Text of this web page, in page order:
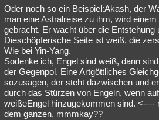
Oder noch so ein Beispiel:Akash, der
man eine Astralreise zu ihm, wird
gebracht. Er wacht über die Entstehung
Dieschöpferische Seite ist weiß, die
Wie bei Yin-Yang.
Sodenke ich, Engel sind weiß, dann
der Gegenpol. Eine Artgöttliches
sozusagen, der steht dazwischen und
durch das Stürzen von Engeln, wenn
weißeEngel hinzugekommen sind. <----
dem ganzen, mmmkay??